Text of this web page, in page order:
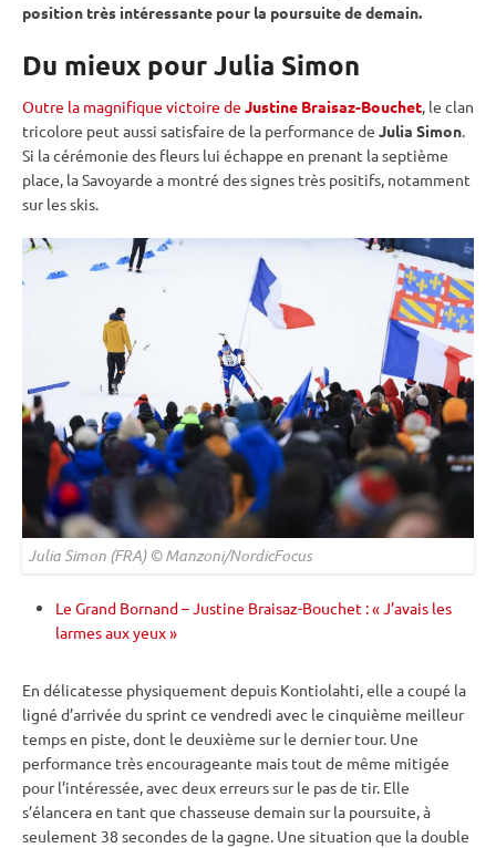
position très intéressante pour la poursuitede demain.
Du mieux pour Julia Simon
Outre la magnifique victoire de Justine Braisaz-Bouchet, le clan
tricolore peut aussi satisfaire de la performance de Julia Simon.
Si la cérémonie des fleurs lui échappe en prenant la septième
place, la Savoyarde a montré des signes très positifs, notamment
sur les skis.
Julia Simon (FRA) © Manzoni/NordicFocus
Le Grand Bornand – Justine Braisaz-Bouchet : « J’avais les
larmes aux yeux »
En délicatesse physiquement depuis Kontiolahti, elle a coupé la
ligné d’arrivée du sprint ce vendredi avec le cinquième meilleur
temps en piste, dont le deuxième sur le dernier tour. Une
performance très encourageante mais tout de même mitigée
pour l’intéressée, avec deux erreurs sur le pas de tir. Elle
s’élancera en tant que chasseuse demain sur la poursuite, à
seulement 38 secondes de la gagne. Une situation que la double